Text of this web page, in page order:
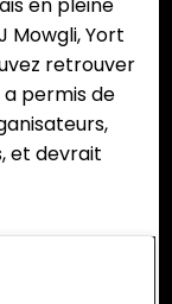
en pleine
Mowgli, Yort
retrouver
a permis de
et devrait